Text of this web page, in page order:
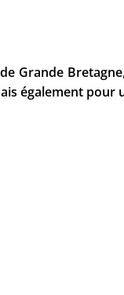
Grande Bretagne
également pour